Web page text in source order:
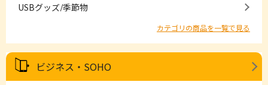
USBグッズ/季節物
カテゴリの商品を一覧で見る
ビジネス・SOHO